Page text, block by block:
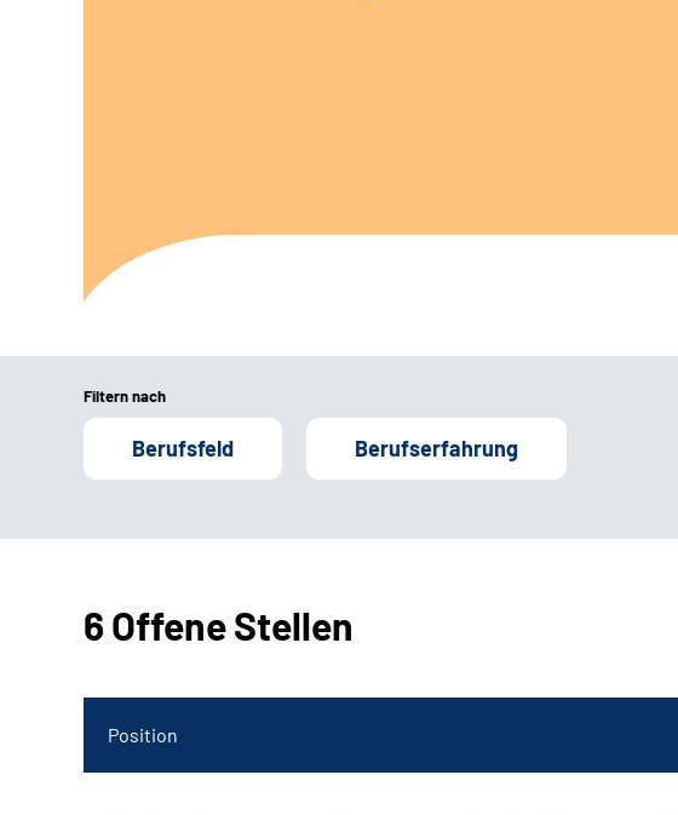
Filtern nach
Berufsfeld Berufserfahrung
6 Offene Stellen
Position